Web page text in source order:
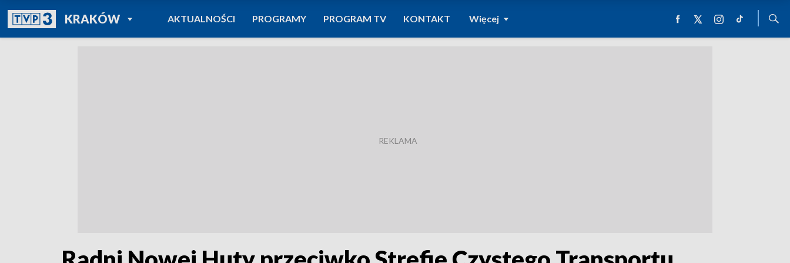
KRAKÓWPOWRÓT DO
TVP REGIONY
AKTUALNOŚCI PROGRAMY PROGRAM TV KONTAKT Więcej